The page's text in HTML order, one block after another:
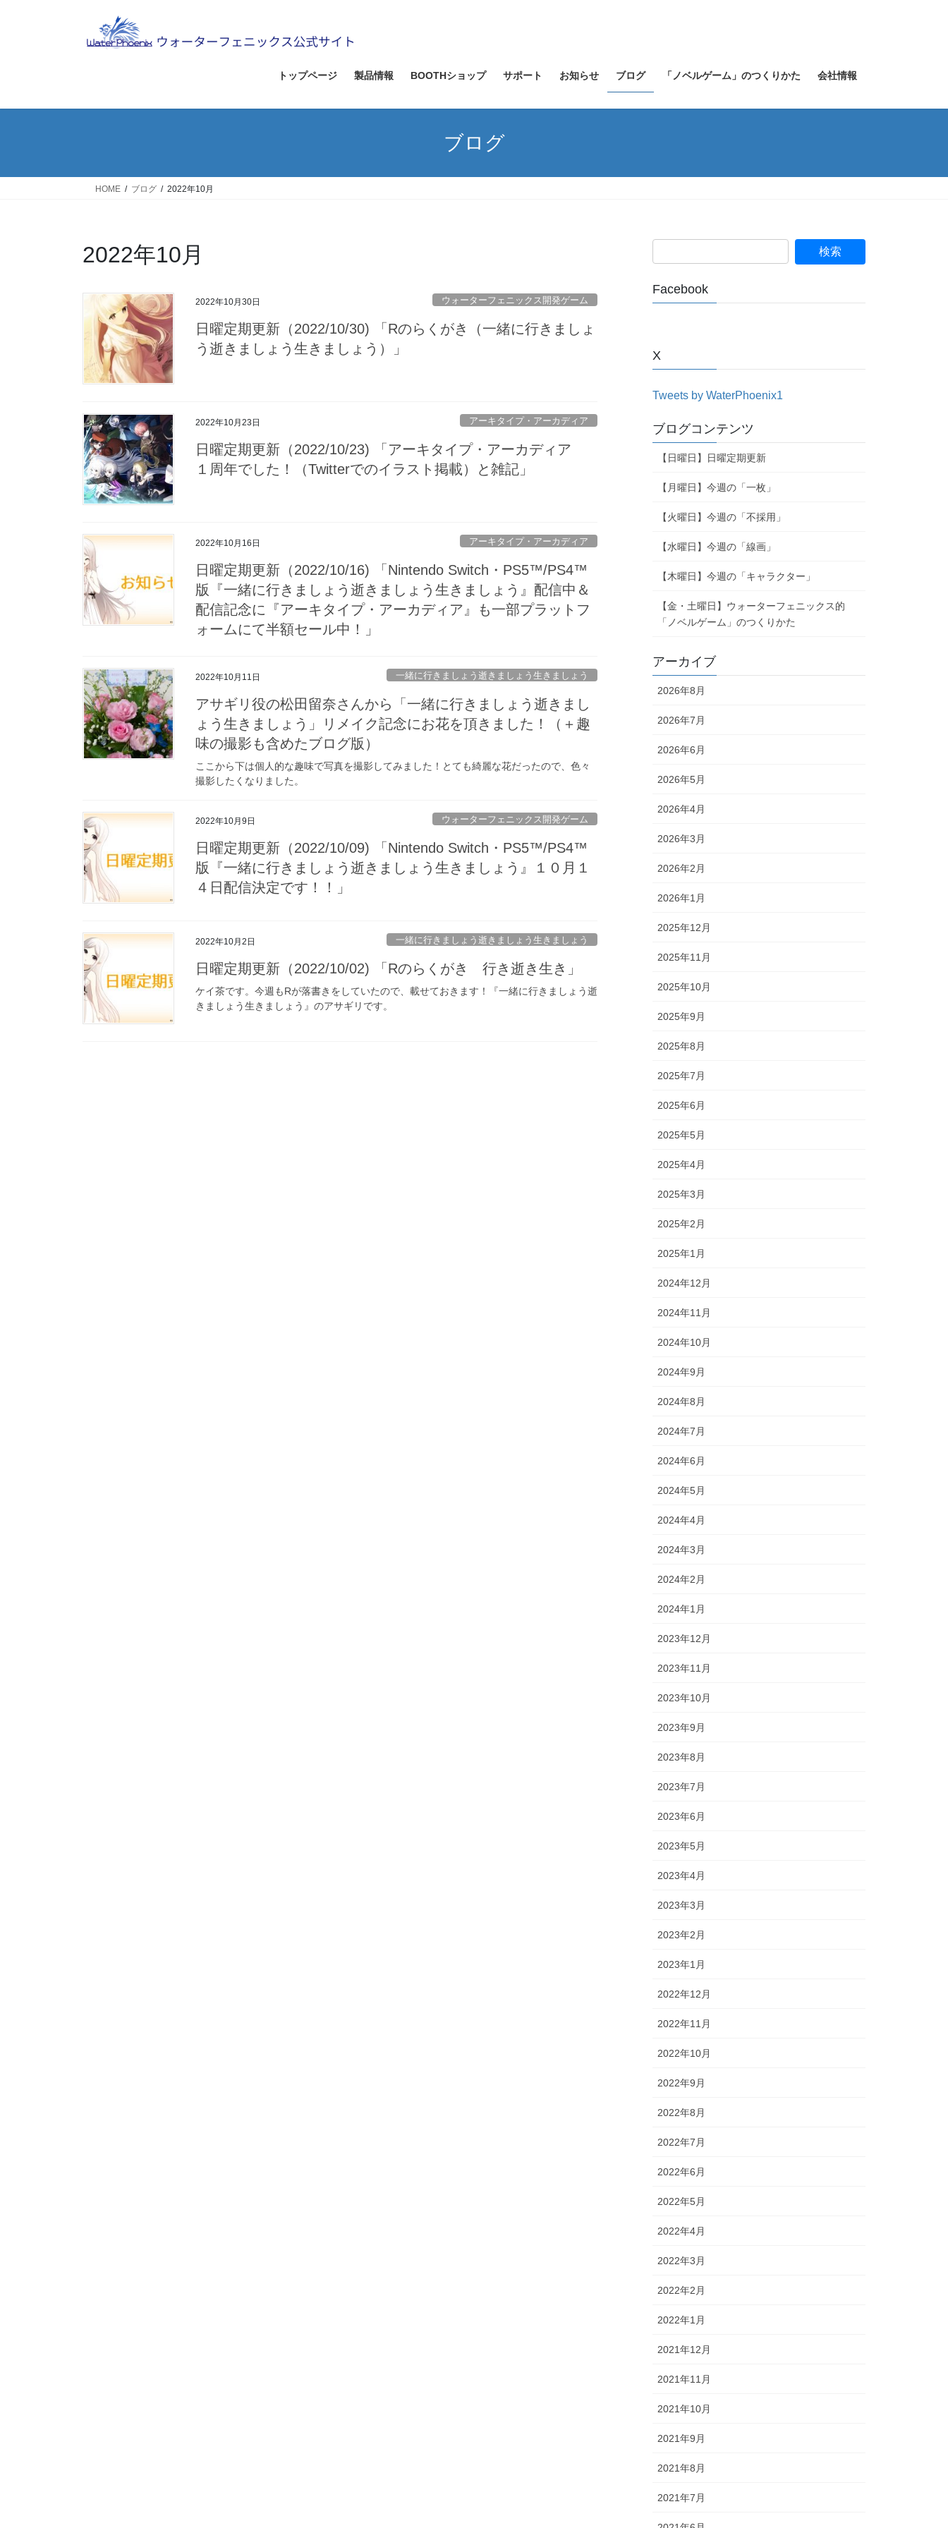
ス
ン
トップページ 製品情報 BOOTHショップ サポート お知らせ ブログ 「ノベルゲーム」のつくりかた 会社情報
ブログ
HOME ブログ 2022年10月
2022年10月
2022年10月30日 ウォーターフェニックス開発ゲーム
日曜定期更新（2022/10/30) 「Rのらくがき（一緒に行きましょ
う逝きましょう生きましょう）」
2022年10月23日 アーキタイプ・アーカディア
日曜定期更新（2022/10/23) 「アーキタイプ・アーカディア
１周年でした！（Twitterでのイラスト掲載）と雑記」
2022年10月16日 アーキタイプ・アーカディア
日曜定期更新（2022/10/16) 「Nintendo Switch・PS5™/PS4™
版『一緒に行きましょう逝きましょう生きましょう』配信中＆
配信記念に『アーキタイプ・アーカディア』も一部プラットフ
ォームにて半額セール中！」
2022年10月11日 一緒に行きましょう逝きましょう生きましょう
アサギリ役の松田留奈さんから「一緒に行きましょう逝きまし
ょう生きましょう」リメイク記念にお花を頂きました！（＋趣
味の撮影も含めたブログ版）
ここから下は個人的な趣味で写真を撮影してみました！とても綺麗な花だったので、色々
撮影したくなりました。
2022年10月9日 ウォーターフェニックス開発ゲーム
日曜定期更新（2022/10/09) 「Nintendo Switch・PS5™/PS4™
版『一緒に行きましょう逝きましょう生きましょう』１０月１
４日配信決定です！！」
2022年10月2日 一緒に行きましょう逝きましょう生きましょう
日曜定期更新（2022/10/02) 「Rのらくがき 行き逝き生き」
ケイ茶です。今週もRが落書きをしていたので、載せておきます！『一緒に行きましょう逝
きましょう生きましょう』のアサギリです。
Facebook
X
Tweets by WaterPhoenix1
ブログコンテンツ
【日曜日】日曜定期更新
【月曜日】今週の「一枚」
【火曜日】今週の「不採用」
【水曜日】今週の「線画」
【木曜日】今週の「キャラクター」
【金・土曜日】ウォーターフェニックス的
「ノベルゲーム」のつくりかた
アーカイブ
2026年8月
2026年7月
2026年6月
2026年5月
2026年4月
2026年3月
2026年2月
2026年1月
2025年12月
2025年11月
2025年10月
2025年9月
2025年8月
2025年7月
2025年6月
2025年5月
2025年4月
2025年3月
2025年2月
2025年1月
2024年12月
2024年11月
2024年10月
2024年9月
2024年8月
2024年7月
2024年6月
2024年5月
2024年4月
2024年3月
2024年2月
2024年1月
2023年12月
2023年11月
2023年10月
2023年9月
2023年8月
2023年7月
2023年6月
2023年5月
2023年4月
2023年3月
2023年2月
2023年1月
2022年12月
2022年11月
2022年10月
2022年9月
2022年8月
2022年7月
2022年6月
2022年5月
2022年4月
2022年3月
2022年2月
2022年1月
2021年12月
2021年11月
2021年10月
2021年9月
2021年8月
2021年7月